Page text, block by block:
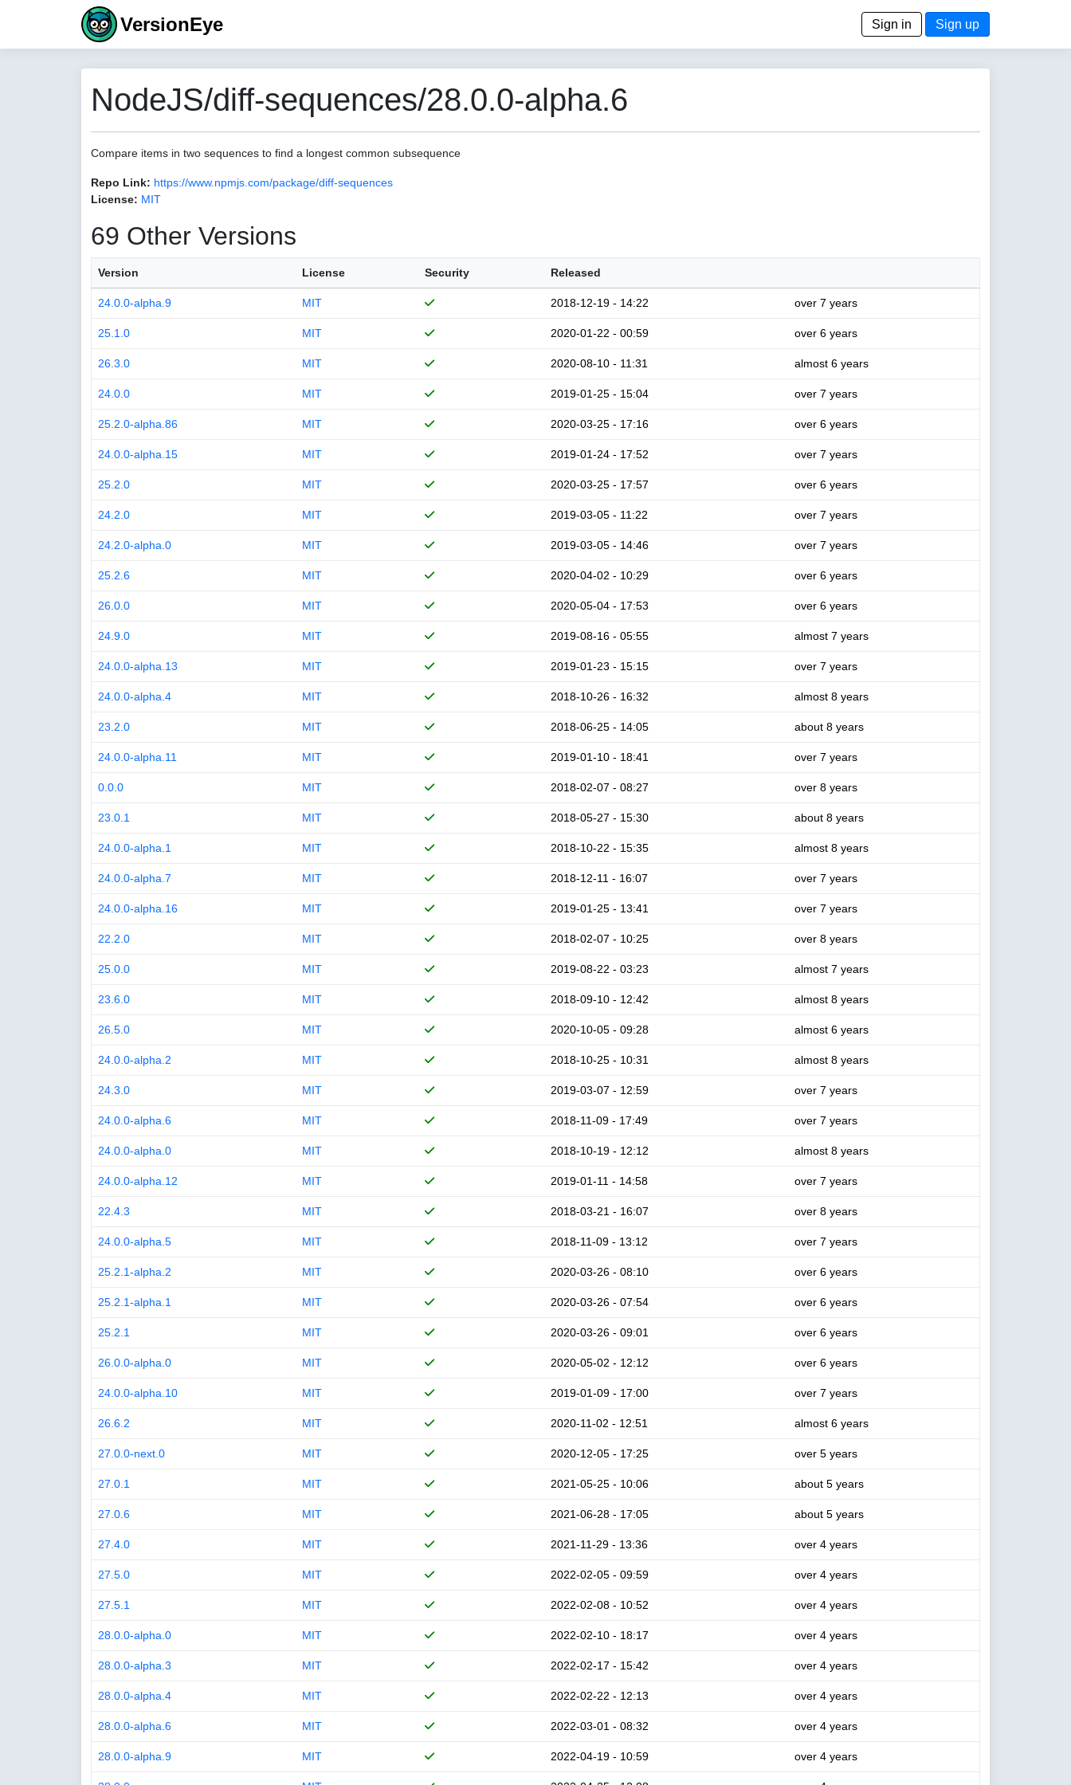
VersionEye Sign in Sign up
NodeJS/diff-sequences/28.0.0-alpha.6
Compare items in two sequences to find a longest common subsequence
Repo Link: https://www.npmjs.com/package/diff-sequences
License: MIT
69 Other Versions
Version License Security Released
24.0.0-alpha.9 MIT 2018-12-19 - 14:22 over 7 years
25.1.0 MIT 2020-01-22 - 00:59 over 6 years
26.3.0 MIT 2020-08-10 - 11:31 almost 6 years
24.0.0 MIT 2019-01-25 - 15:04 over 7 years
25.2.0-alpha.86 MIT 2020-03-25 - 17:16 over 6 years
24.0.0-alpha.15 MIT 2019-01-24 - 17:52 over 7 years
25.2.0 MIT 2020-03-25 - 17:57 over 6 years
24.2.0 MIT 2019-03-05 - 11:22 over 7 years
24.2.0-alpha.0 MIT 2019-03-05 - 14:46 over 7 years
25.2.6 MIT 2020-04-02 - 10:29 over 6 years
26.0.0 MIT 2020-05-04 - 17:53 over 6 years
24.9.0 MIT 2019-08-16 - 05:55 almost 7 years
24.0.0-alpha.13 MIT 2019-01-23 - 15:15 over 7 years
24.0.0-alpha.4 MIT 2018-10-26 - 16:32 almost 8 years
23.2.0 MIT 2018-06-25 - 14:05 about 8 years
24.0.0-alpha.11 MIT 2019-01-10 - 18:41 over 7 years
0.0.0 MIT 2018-02-07 - 08:27 over 8 years
23.0.1 MIT 2018-05-27 - 15:30 about 8 years
24.0.0-alpha.1 MIT 2018-10-22 - 15:35 almost 8 years
24.0.0-alpha.7 MIT 2018-12-11 - 16:07 over 7 years
24.0.0-alpha.16 MIT 2019-01-25 - 13:41 over 7 years
22.2.0 MIT 2018-02-07 - 10:25 over 8 years
25.0.0 MIT 2019-08-22 - 03:23 almost 7 years
23.6.0 MIT 2018-09-10 - 12:42 almost 8 years
26.5.0 MIT 2020-10-05 - 09:28 almost 6 years
24.0.0-alpha.2 MIT 2018-10-25 - 10:31 almost 8 years
24.3.0 MIT 2019-03-07 - 12:59 over 7 years
24.0.0-alpha.6 MIT 2018-11-09 - 17:49 over 7 years
24.0.0-alpha.0 MIT 2018-10-19 - 12:12 almost 8 years
24.0.0-alpha.12 MIT 2019-01-11 - 14:58 over 7 years
22.4.3 MIT 2018-03-21 - 16:07 over 8 years
24.0.0-alpha.5 MIT 2018-11-09 - 13:12 over 7 years
25.2.1-alpha.2 MIT 2020-03-26 - 08:10 over 6 years
25.2.1-alpha.1 MIT 2020-03-26 - 07:54 over 6 years
25.2.1 MIT 2020-03-26 - 09:01 over 6 years
26.0.0-alpha.0 MIT 2020-05-02 - 12:12 over 6 years
24.0.0-alpha.10 MIT 2019-01-09 - 17:00 over 7 years
26.6.2 MIT 2020-11-02 - 12:51 almost 6 years
27.0.0-next.0 MIT 2020-12-05 - 17:25 over 5 years
27.0.1 MIT 2021-05-25 - 10:06 about 5 years
27.0.6 MIT 2021-06-28 - 17:05 about 5 years
27.4.0 MIT 2021-11-29 - 13:36 over 4 years
27.5.0 MIT 2022-02-05 - 09:59 over 4 years
27.5.1 MIT 2022-02-08 - 10:52 over 4 years
28.0.0-alpha.0 MIT 2022-02-10 - 18:17 over 4 years
28.0.0-alpha.3 MIT 2022-02-17 - 15:42 over 4 years
28.0.0-alpha.4 MIT 2022-02-22 - 12:13 over 4 years
28.0.0-alpha.6 MIT 2022-03-01 - 08:32 over 4 years
28.0.0-alpha.9 MIT 2022-04-19 - 10:59 over 4 years